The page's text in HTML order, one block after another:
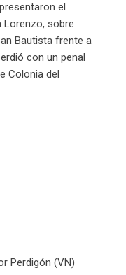
el
Lorenzo, sobre
Bautista frente a
con un penal
Colonia del
Perdigón (VN)